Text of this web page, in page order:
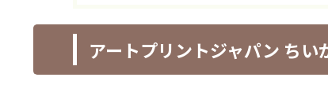
アートプリントジャパン ち